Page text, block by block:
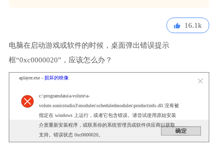
16.1k
电脑在启动游戏或软件的时候，桌面弹出错误提示
框“0xc0000020”，应该怎么办？
aplayer.exe - 损坏的映像
c:\programdata\a-volute\a-
volute.sonicstudio3\modules\scheduledmodules\productinfo.dll 没有被
指定在 windows 上运行，或者它包含错误。请尝试使用原始安装
介质重新安装程序，或联系你的系统管理员或软件供应商以获取
支持。错误状态 0xc0000020。